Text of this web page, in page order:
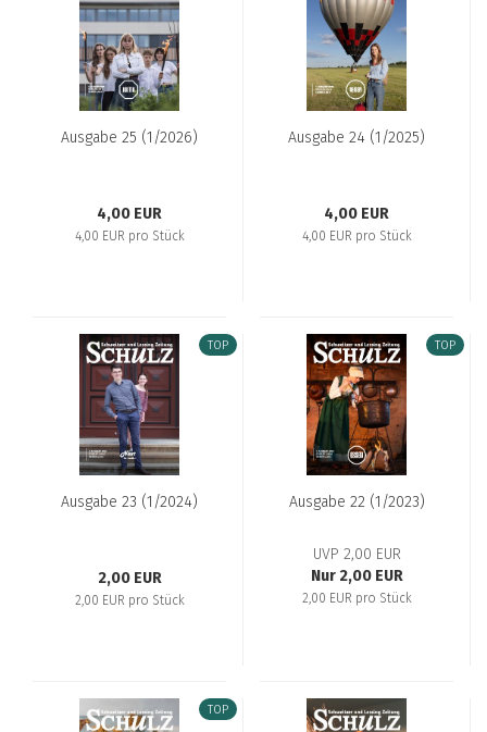
Aus­ga­be 25 (1/2026)
4,00 EUR
4,00 EUR pro Stück
Aus­ga­be 24 (1/2025)
4,00 EUR
4,00 EUR pro Stück
TOP
Aus­ga­be 23 (1/2024)
2,00 EUR
2,00 EUR pro Stück
TOP
Aus­ga­be 22 (1/2023)
UVP 2,00 EUR
Nur 2,00 EUR
2,00 EUR pro Stück
TOP